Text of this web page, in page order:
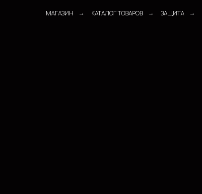
МАГАЗИН → КАТАЛОГ ТОВАРОВ → ЗАЩИТА →